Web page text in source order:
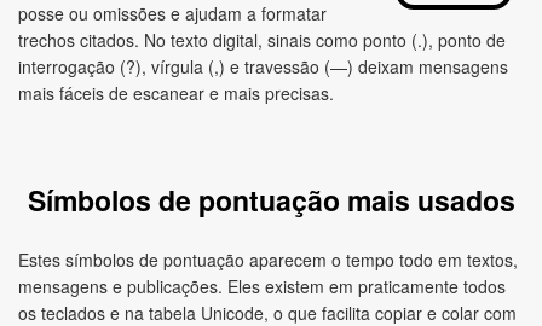
posse ou omissões e ajudam a formatar
trechos citados. No texto digital, sinais como ponto (.), ponto de
interrogação (?), vírgula (,) e travessão (—) deixam mensagens
mais fáceis de escanear e mais precisas.
Símbolos de pontuação mais usados
Estes símbolos de pontuação aparecem o tempo todo em textos,
mensagens e publicações. Eles existem em praticamente todos
os teclados e na tabela Unicode, o que facilita copiar e colar com